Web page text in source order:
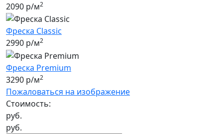
2090 р/м2
Фреска Classic
2990 р/м2
Фреска Premium
3290 р/м2
Пожаловаться на изображение
Стоимость:
руб.
руб.